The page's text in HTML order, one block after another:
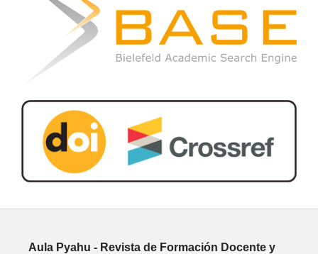
Aula Pyahu - Revista de Formación Docente y